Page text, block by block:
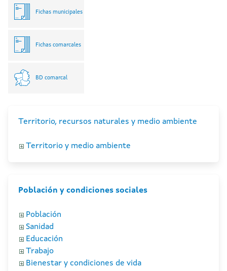
Fichas municipales
Fichas comarcales
BD comarcal
Territorio, recursos naturales y medio ambiente
Territorio y medio ambiente
Población y condiciones sociales
Población
Sanidad
Educación
Trabajo
Bienestar y condiciones de vida